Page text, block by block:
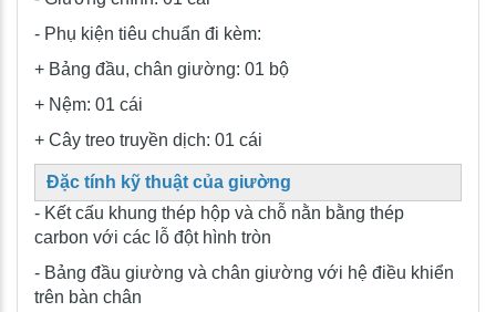
- Phụ kiện tiêu chuẩn đi kèm:
+ Bảng đầu, chân giường: 01 bộ
+ Nệm: 01 cái
+ Cây treo truyền dịch: 01 cái
Đặc tính kỹ thuật của giường
- Kết cấu khung thép hộp và chỗ nằn bằng thép
carbon với các lỗ đột hình tròn
- Bảng đầu giường và chân giường với hệ điều khiển
trên bàn chân